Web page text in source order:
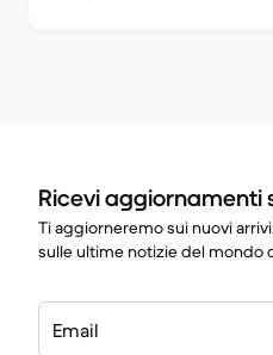
Ricevi aggiornamenti
Ti aggiorneremo sui nuovi
sulle ultime notizie del mondo
Email